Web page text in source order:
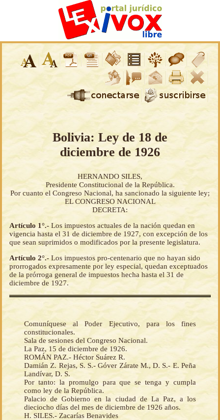
Bolivia: Ley de 18 de
diciembre de 1926
HERNANDO SILES,
Presidente Constitucional de la República.
Por cuanto el Congreso Nacional, ha sancionado la siguiente ley;
EL CONGRESO NACIONAL
DECRETA:
Artículo 1°.- Los impuestos actuales de la nación quedan en
vigencia hasta el 31 de diciembre de 1927, con excepción de los
que sean suprimidos o modificados por la presente legislatura.
Artículo 2°.- Los impuestos pro-centenario que no hayan sido
prorrogados expresamente por ley especial, quedan exceptuados
de la prórroga general de impuestos hecha hasta el 31 de
diciembre de 1927.
Comuníquese al Poder Ejecutivo, para los fines
constitucionales.
Sala de sesiones del Congreso Nacional.
La Paz, 15 de diciembre de 1926.
ROMÁN PAZ.- Héctor Suárez R.
Damián Z. Rejas, S. S.- Góver Zárate M., D. S.- E. Peña
Landívar, D. S.
Por tanto: la promulgo para que se tenga y cumpla
como ley de la República.
Palacio de Gobierno en la ciudad de La Paz, a los
dieciocho días del mes de diciembre de 1926 años.
H. SILES.- Zacarías Benavides